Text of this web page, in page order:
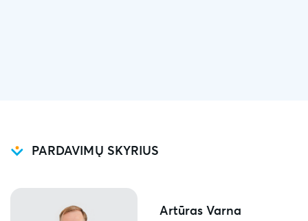
PARDAVIMŲ SKYRIUS
Artūras Varna